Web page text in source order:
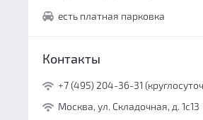
есть платная парковка
Контакты
+7 (495) 204-36-31
Москва, ул. Складочная, д. 1с13